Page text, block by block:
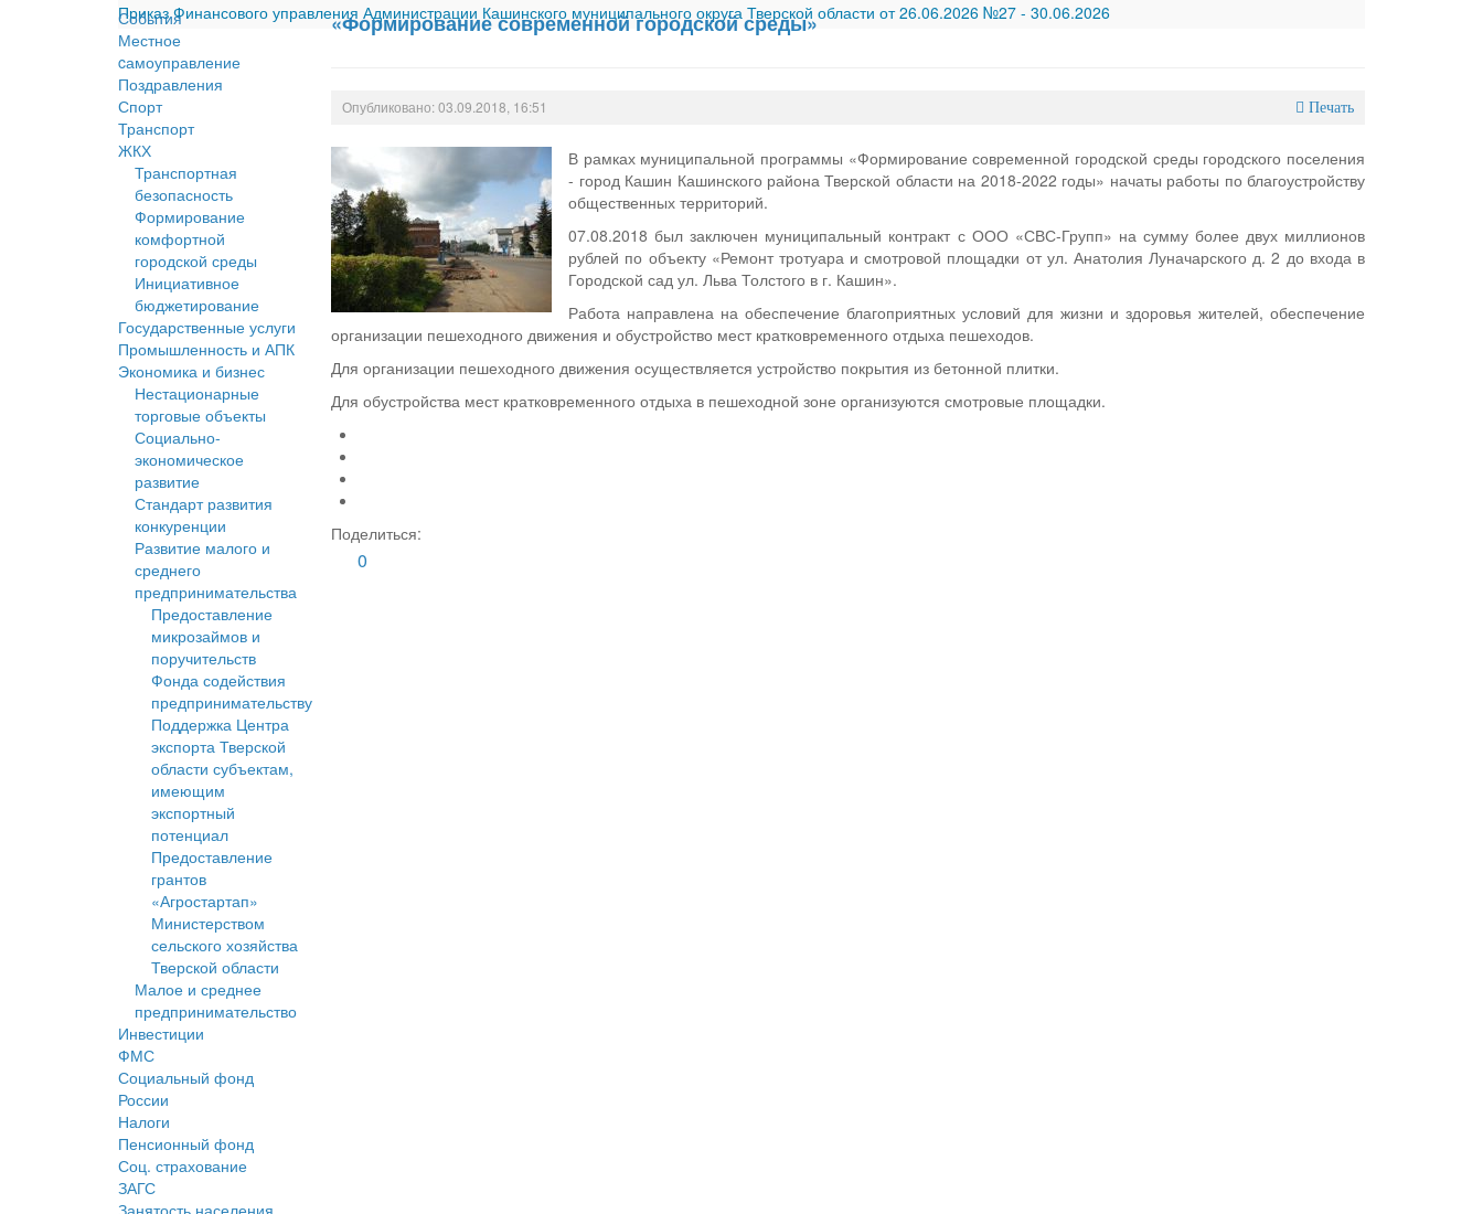
Приказ Финансового управления Администрации Кашинского муниципального округа Тверской области от 26.06.2026 №27 - 30.06.2026
События
Местное
cамоуправление
Поздравления
Спорт
Транспорт
ЖКХ
Транспортная
безопасность
Формирование
комфортной
городской среды
Инициативное
бюджетирование
Государственные услуги
Промышленность и АПК
Экономика и бизнес
Нестационарные
торговые объекты
Социально-
экономическое
развитие
Стандарт развития
конкуренции
Развитие малого и
среднего
предпринимательства
Предоставление
микрозаймов и
поручительств
Фонда содействия
предпринимательству
Поддержка Центра
экспорта Тверской
области субъектам,
имеющим
экспортный
потенциал
Предоставление
грантов
«Агростартап»
Министерством
сельского хозяйства
Тверской области
Малое и среднее
предпринимательство
Инвестиции
ФМС
Социальный фонд
России
Налоги
Пенсионный фонд
Соц. страхование
ЗАГС
«Формирование современной городской среды»
Опубликовано: 03.09.2018, 16:51 Печать
В рамках муниципальной программы «Формирование современной городской среды городского поселения
- город Кашин Кашинского района Тверской области на 2018-2022 годы» начаты работы по благоустройству
общественных территорий.
07.08.2018 был заключен муниципальный контракт с ООО «СВС-Групп» на сумму более двух миллионов
рублей по объекту «Ремонт тротуара и смотровой площадки от ул. Анатолия Луначарского д. 2 до входа в
Городской сад ул. Льва Толстого в г. Кашин».
Работа направлена на обеспечение благоприятных условий для жизни и здоровья жителей, обеспечение
организации пешеходного движения и обустройство мест кратковременного отдыха пешеходов.
Для организации пешеходного движения осуществляется устройство покрытия из бетонной плитки.
Для обустройства мест кратковременного отдыха в пешеходной зоне организуются смотровые площадки.
Поделиться:
0